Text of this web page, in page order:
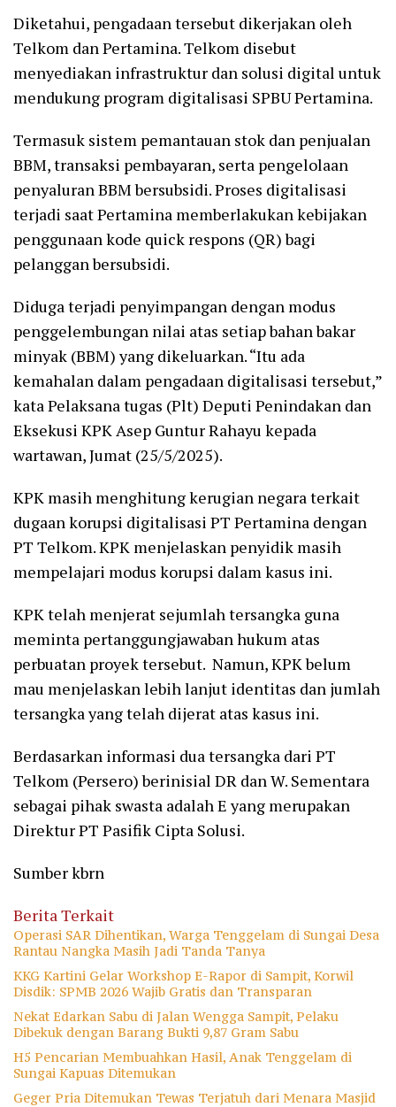
Diketahui, pengadaan tersebut dikerjakan oleh
Telkom dan Pertamina. Telkom disebut
menyediakan infrastruktur dan solusi digital untuk
mendukung program digitalisasi SPBU Pertamina.
Termasuk sistem pemantauan stok dan penjualan
BBM, transaksi pembayaran, serta pengelolaan
penyaluran BBM bersubsidi. Proses digitalisasi
terjadi saat Pertamina memberlakukan kebijakan
penggunaan kode quick respons (QR) bagi
pelanggan bersubsidi.
Diduga terjadi penyimpangan dengan modus
penggelembungan nilai atas setiap bahan bakar
minyak (BBM) yang dikeluarkan. “Itu ada
kemahalan dalam pengadaan digitalisasi tersebut,”
kata Pelaksana tugas (Plt) Deputi Penindakan dan
Eksekusi KPK Asep Guntur Rahayu kepada
wartawan, Jumat (25/5/2025).
KPK masih menghitung kerugian negara terkait
dugaan korupsi digitalisasi PT Pertamina dengan
PT Telkom. KPK menjelaskan penyidik masih
mempelajari modus korupsi dalam kasus ini.
KPK telah menjerat sejumlah tersangka guna
meminta pertanggungjawaban hukum atas
perbuatan proyek tersebut. Namun, KPK belum
mau menjelaskan lebih lanjut identitas dan jumlah
tersangka yang telah dijerat atas kasus ini.
Berdasarkan informasi dua tersangka dari PT
Telkom (Persero) berinisial DR dan W. Sementara
sebagai pihak swasta adalah E yang merupakan
Direktur PT Pasifik Cipta Solusi.
Sumber kbrn
Berita Terkait
Operasi SAR Dihentikan, Warga Tenggelam di Sungai Desa
Rantau Nangka Masih Jadi Tanda Tanya
KKG Kartini Gelar Workshop E-Rapor di Sampit, Korwil
Disdik: SPMB 2026 Wajib Gratis dan Transparan
Nekat Edarkan Sabu di Jalan Wengga Sampit, Pelaku
Dibekuk dengan Barang Bukti 9,87 Gram Sabu
H5 Pencarian Membuahkan Hasil, Anak Tenggelam di
Sungai Kapuas Ditemukan
Geger Pria Ditemukan Tewas Terjatuh dari Menara Masjid